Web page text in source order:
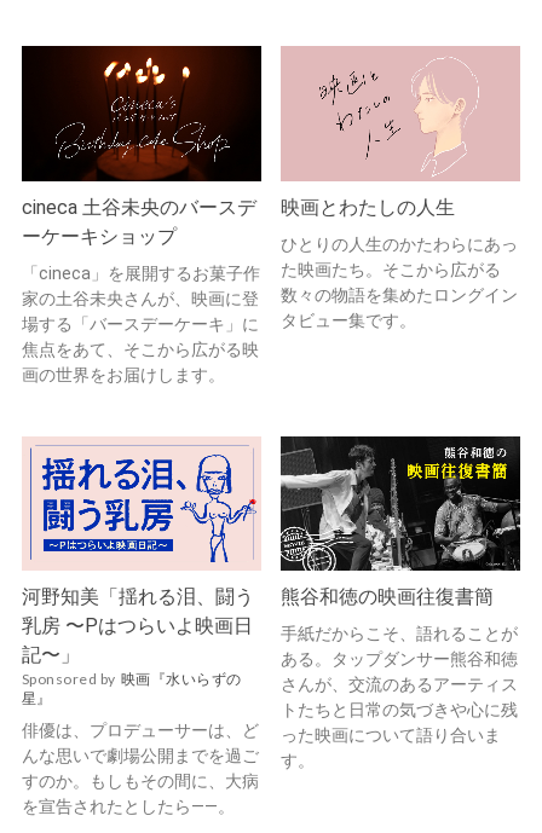
cineca 土谷未央のバースデ
ーケーキショップ
「cineca」を展開するお菓子作
家の土谷未央さんが、映画に登
場する「バースデーケーキ」に
焦点をあて、そこから広がる映
画の世界をお届けします。
映画とわたしの人生
ひとりの人生のかたわらにあっ
た映画たち。そこから広がる
数々の物語を集めたロングイン
タビュー集です。
河野知美「揺れる泪、闘う
乳房 〜Pはつらいよ映画日
記〜」
Sponsored by 映画『水いらずの
星』
俳優は、プロデューサーは、ど
んな思いで劇場公開までを過ご
すのか。もしもその間に、大病
を宣告されたとしたら——。
熊谷和徳の映画往復書簡
手紙だからこそ、語れることが
ある。タップダンサー熊谷和徳
さんが、交流のあるアーティス
トたちと日常の気づきや心に残
った映画について語り合いま
す。